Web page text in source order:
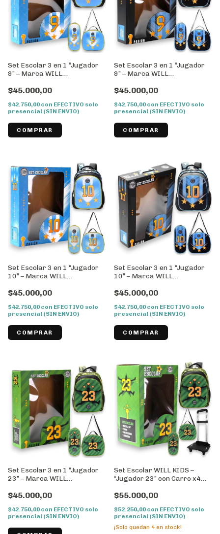
Set Escolar 3 en 1 “Jugador
9” – Marca WILL
$45.000,00
$42.750,00 con EFECTIVO solo
presencial (SIN ENVIO)
Set Escolar 3 en 1 “Jugador
9” – Marca WILL
$45.000,00
$42.750,00 con EFECTIVO solo
presencial (SIN ENVIO)
Set Escolar 3 en 1 “Jugador
10” – Marca WILL
$45.000,00
$42.750,00 con EFECTIVO solo
presencial (SIN ENVIO)
Set Escolar 3 en 1 “Jugador
10” – Marca WILL
$45.000,00
$42.750,00 con EFECTIVO solo
presencial (SIN ENVIO)
Set Escolar 3 en 1 “Jugador
23” – Marca WILL
$45.000,00
$42.750,00 con EFECTIVO solo
presencial (SIN ENVIO)
Set Escolar WILL KIDS –
“Jugador 23” con Carro x4
$55.000,00
$52.250,00 con EFECTIVO solo
presencial (SIN ENVIO)
¡Solo quedan 4 en stock!